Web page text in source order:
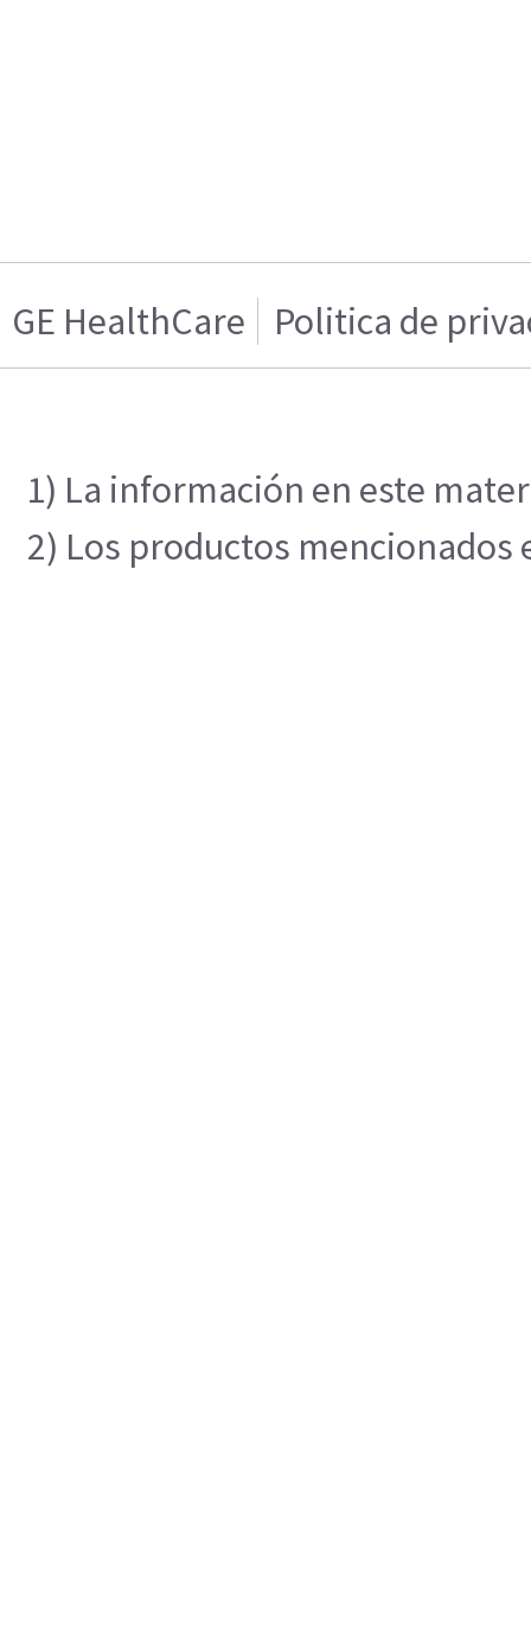
GE HealthCare Politica de
1) La información en este
2) Los productos